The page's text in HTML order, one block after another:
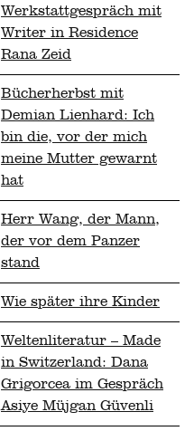
Werkstattgespräch mit
Writer in Residence
Rana Zeid
Bücherherbst mit
Demian Lienhard: Ich
bin die, vor der mich
meine Mutter gewarnt
hat
Herr Wang, der Mann,
der vor dem Panzer
stand
Wie später ihre Kinder
Weltenliteratur – Made
in Switzerland: Dana
Grigorcea im Gespräch
Asiye Müjgan Güvenli